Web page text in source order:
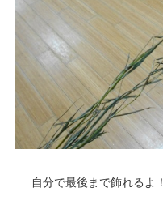
自分で最後まで飾れるよ！